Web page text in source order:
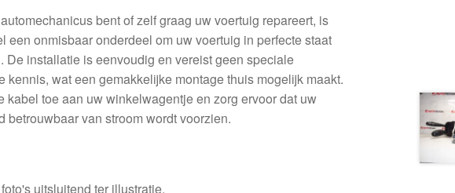
bent of zelf graag uw voertuig repareert, is
een onmisbaar onderdeel om uw voertuig in perfecte staat
De installatie is eenvoudig en vereist geen speciale
kennis, wat een gemakkelijke montage thuis mogelijk maakt.
kabel toe aan uw winkelwagentje en zorg ervoor dat uw
betrouwbaar van stroom wordt voorzien.
uitsluitend ter illustratie.